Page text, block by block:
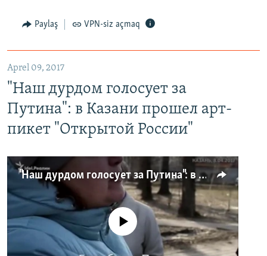
Paylaş VPN-siz açmaq
Aprel 09, 2017
"Наш дурдом голосует за
Путина": в Казани прошел арт-
пикет "Открытой России"
"Наш дурдом голосует за Путина": в Казани прошел арт-пикет "Открытой России"
No media source currently available